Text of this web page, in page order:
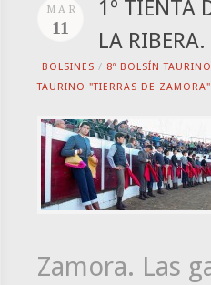
MAR
11
1º TIENTA
LA RIBERA.
BOLSINES / 8º BOLSÍN
TAURINO "TIERRAS DE ZAMORA"
Zamora. Las